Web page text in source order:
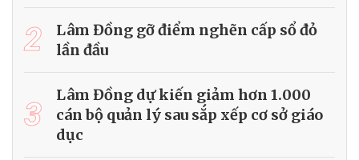
2
Lâm Đồng gỡ điểm nghẽn cấp sổ đỏ
lần đầu
3
Lâm Đồng dự kiến giảm hơn 1.000
cán bộ quản lý sau sắp xếp cơ sở giáo
dục